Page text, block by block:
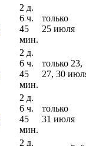
2 д.
6 ч.
45
мин.
только
25 июля
2 д.
6 ч.
45
мин.
только 23,
27, 30
2 д.
6 ч.
45
мин.
только
31 июля
2 д.